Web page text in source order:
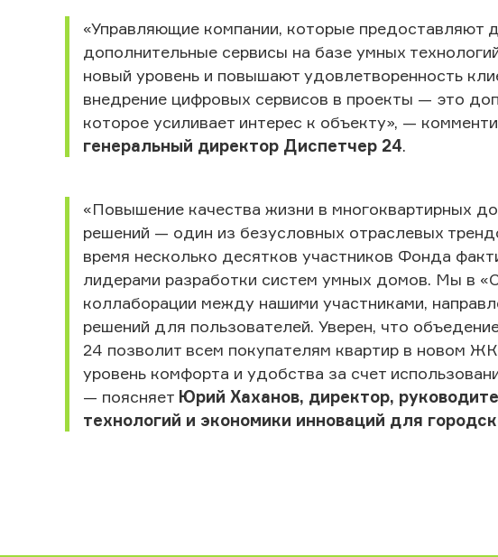
«Управляющие компании, которые предоставляют
дополнительные сервисы на базе умных
новый уровень и повышают удовлетворенность
внедрение цифровых сервисов в проекты — это
которое усиливает интерес к объекту», —
генеральный директор Диспетчер 24.
«Повышение качества жизни в многоквартирных
решений — один из безусловных отраслевых
время несколько десятков участников Фонда
лидерами разработки систем умных домов. Мы в
коллаборации между нашими участниками,
решений для пользователей. Уверен, что
24 позволит всем покупателям квартир в новом
уровень комфорта и удобства за счет
— поясняет Юрий Хаханов, директор,
технологий и экономики инноваций для